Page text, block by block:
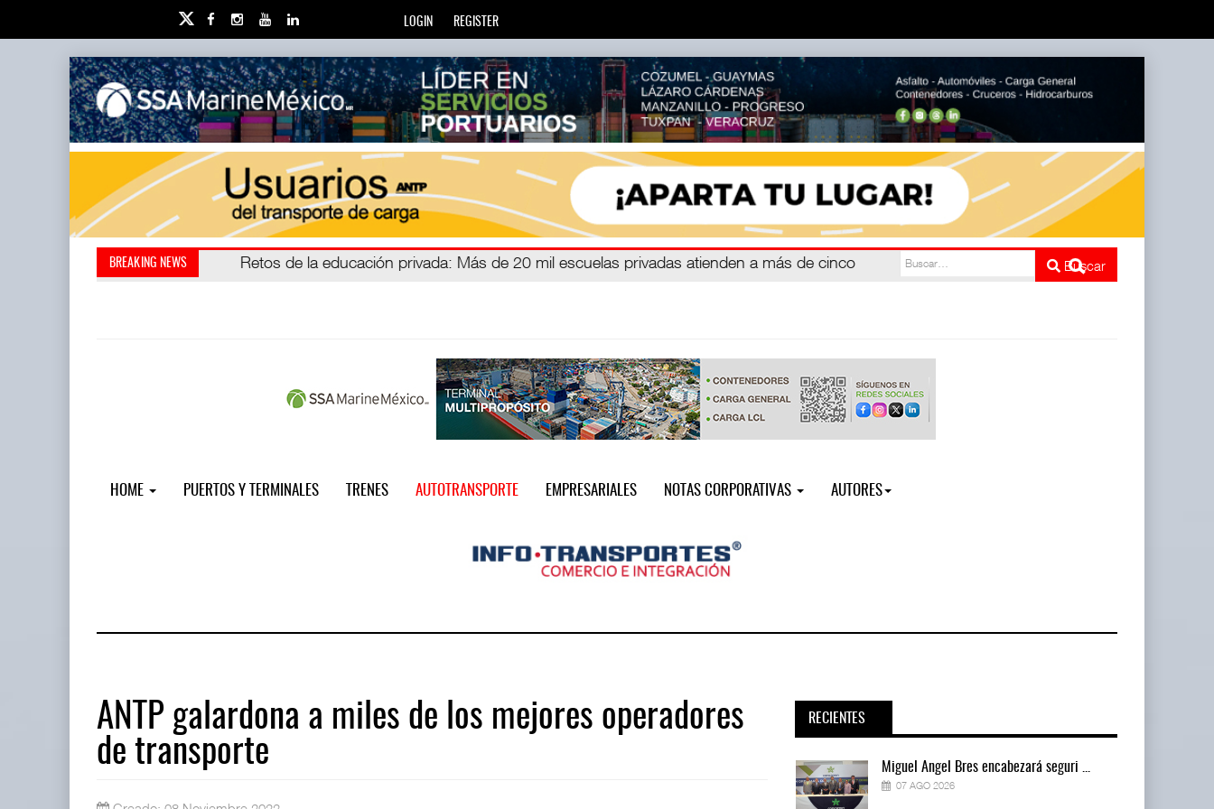
LOGIN REGISTER
BREAKING NEWS Miguel Ángel Bres encabezará
Retos de la educación privada: Más de 20 mil escuelas privadas atienden a más de cinco
Buscar
HOME PUERTOS Y TERMINALES TRENES AUTOTRANSPORTE EMPRESARIALES NOTAS CORPORATIVAS AUTORES
ANTP galardona a miles de los mejores operadores
de transporte
RECIENTES
Miguel Ángel Bres encabezará seguri ... Miguel Ángel Bres encabezará seguri ...
07 AGO 2026